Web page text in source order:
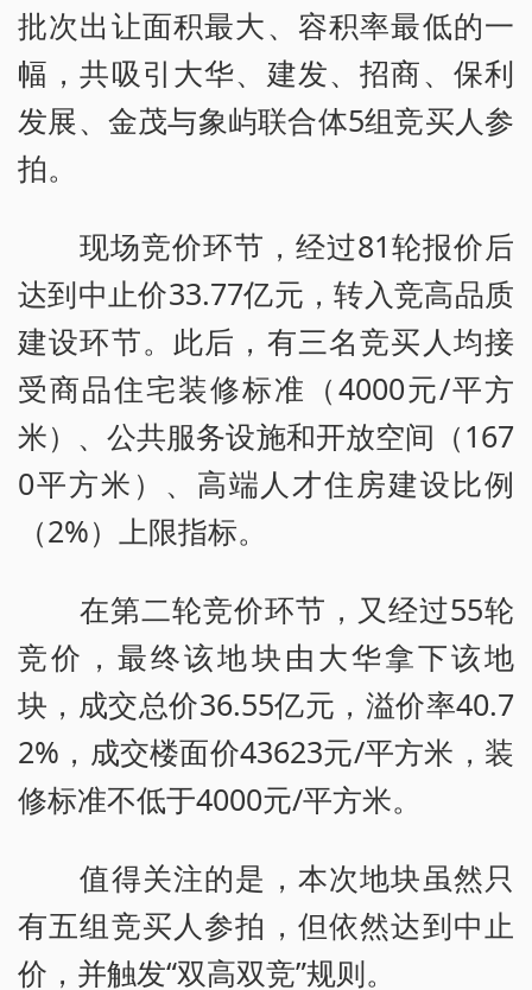
批次出让面积最大、容积率最低的一
幅，共吸引大华、建发、招商、保利
发展、金茂与象屿联合体5组竞买人参
拍。
现场竞价环节，经过81轮报价后
达到中止价33.77亿元，转入竞高品质
建设环节。此后，有三名竞买人均接
受商品住宅装修标准（4000元/平方
米）、公共服务设施和开放空间（167
0平方米）、高端人才住房建设比例
（2%）上限指标。
在第二轮竞价环节，又经过55轮
竞价，最终该地块由大华拿下该地
块，成交总价36.55亿元，溢价率40.7
2%，成交楼面价43623元/平方米，装
修标准不低于4000元/平方米。
值得关注的是，本次地块虽然只
有五组竞买人参拍，但依然达到中止
价，并触发“双高双竞”规则。